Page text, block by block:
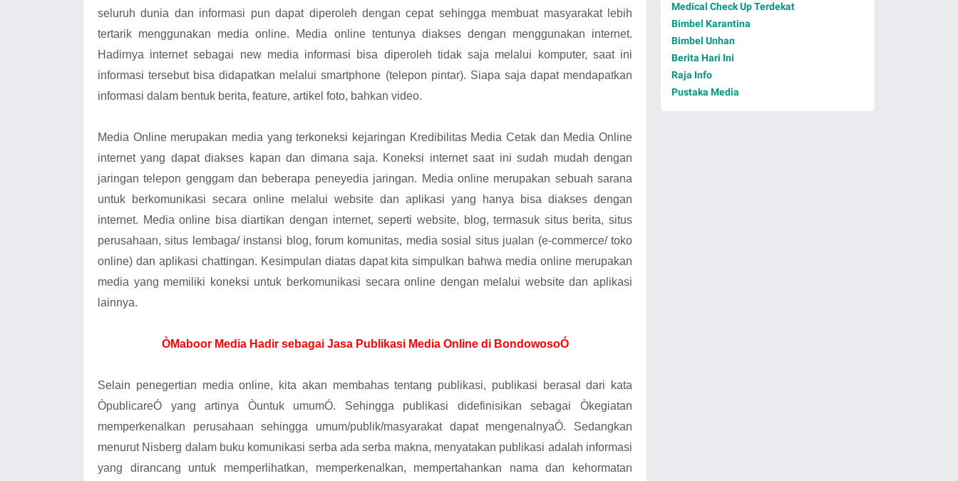
seluruh dunia dan informasi pun dapat diperoleh dengan cepat sehingga membuat masyarakat lebih
tertarik menggunakan media online. Media online tentunya diakses dengan menggunakan internet.
Hadirnya internet sebagai new media informasi bisa diperoleh tidak saja melalui komputer, saat ini
informasi tersebut bisa didapatkan melalui smartphone (telepon pintar). Siapa saja dapat mendapatkan
informasi dalam bentuk berita, feature, artikel foto, bahkan video.
Media Online merupakan media yang terkoneksi kejaringan Kredibilitas Media Cetak dan Media Online
internet yang dapat diakses kapan dan dimana saja. Koneksi internet saat ini sudah mudah dengan
jaringan telepon genggam dan beberapa peneyedia jaringan. Media online merupakan sebuah sarana
untuk berkomunikasi secara online melalui website dan aplikasi yang hanya bisa diakses dengan
internet. Media online bisa diartikan dengan internet, seperti website, blog, termasuk situs berita, situs
perusahaan, situs lembaga/ instansi blog, forum komunitas, media sosial situs jualan (e-commerce/ toko
online) dan aplikasi chattingan. Kesimpulan diatas dapat kita simpulkan bahwa media online merupakan
media yang memiliki koneksi untuk berkomunikasi secara online dengan melalui website dan aplikasi
lainnya.
ÒMaboor Media Hadir sebagai Jasa Publikasi Media Online di BondowosoÓ
Selain penegertian media online, kita akan membahas tentang publikasi, publikasi berasal dari kata
ÒpublicareÓ yang artinya Òuntuk umumÓ. Sehingga publikasi didefinisikan sebagai Òkegiatan
memperkenalkan perusahaan sehingga umum/publik/masyarakat dapat mengenalnyaÓ. Sedangkan
menurut Nisberg dalam buku komunikasi serba ada serba makna, menyatakan publikasi adalah informasi
yang dirancang untuk memperlihatkan, memperkenalkan, mempertahankan nama dan kehormatan
Medical Check Up Terdekat
Bimbel Karantina
Bimbel Unhan
Berita Hari Ini
Raja Info
Pustaka Media